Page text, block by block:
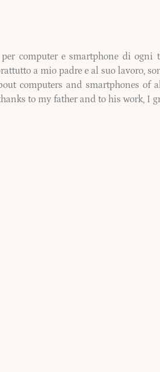
computer e smartphone di
a mio padre e al suo lavoro,
computers and smartphones of
to my father and to his work, I